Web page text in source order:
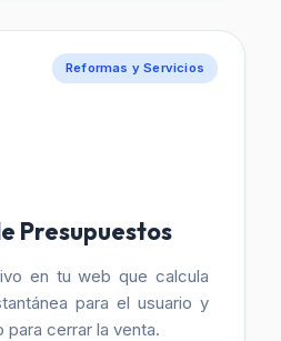
Reformas y Servicios
Presupuestos
en tu web que calcula
para el usuario y
cerrar la venta.